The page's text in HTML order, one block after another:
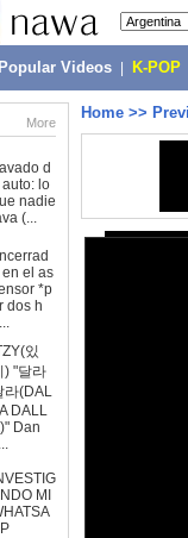
Popular Videos K-POP
More
d
auto: lo
nadie
(...
en el as
*p
dos h
있
) "달라
라(DAL
DALL
Dan
MI
Home >>